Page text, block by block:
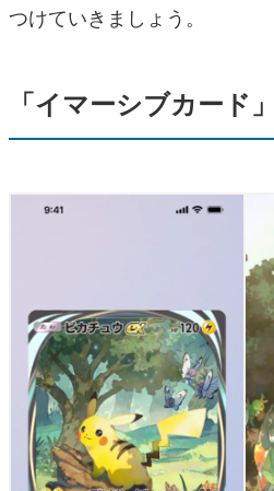
つけていきましょう。
「イマーシブカード